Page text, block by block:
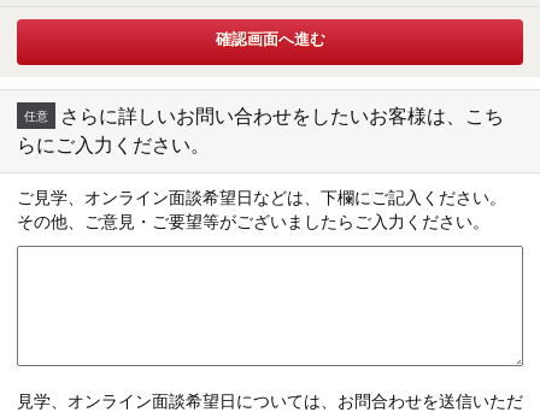
さらに詳しいお問い合わせをしたいお客様は、こち
らにご入力ください。
ご見学、オンライン面談希望日などは、下欄にご記入ください。
その他、ご意見・ご要望等がございましたらご入力ください。
見学、オンライン面談希望日については、お問合わせを送信いただ